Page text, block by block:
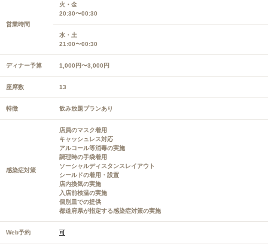
営業時間
火・金
20:30〜00:30
水・土
21:00〜00:30
ディナー予算 1,000円〜3,000円
座席数 13
特徴 飲み放題プランあり
感染症対策
店員のマスク着用
キャッシュレス対応
アルコール等消毒の実施
調理時の手袋着用
ソーシャルディスタンスレイアウト
シールドの着用・設置
店内換気の実施
入店前検温の実施
個別皿での提供
都道府県が指定する感染症対策の実施
Web予約 可